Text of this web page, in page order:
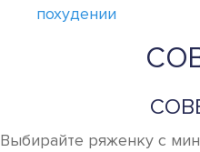
похудении
Выбирайте ряженку с